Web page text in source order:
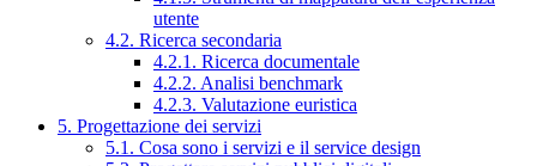
utente
4.2. Ricerca secondaria
4.2.1. Ricerca documentale
4.2.2. Analisi benchmark
4.2.3. Valutazione euristica
5. Progettazione dei servizi
5.1. Cosa sono i servizi e il service design